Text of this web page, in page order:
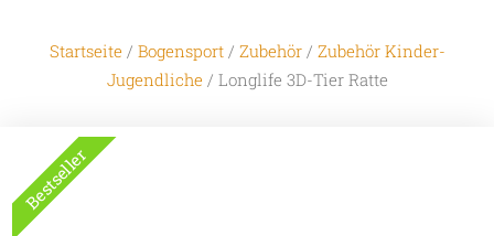
Startseite / Bogensport/ Zubehör/ Zubehör Kinder-
Jugendliche / Longlife 3D-Tier Ratte
Bestseller